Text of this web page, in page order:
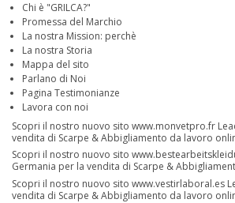
Chi è "GRILCA?"
Promessa del Marchio
La nostra Mission: perchè
La nostra Storia
Mappa del sito
Parlano di Noi
Pagina Testimonianze
Lavora con noi
Scopri il nostro nuovo sito www.monvetpro.fr
vendita di Scarpe & Abbigliamento da lavoro
Scopri il nostro nuovo sito
Germania per la vendita di Scarpe &
Scopri il nostro nuovo sito www.vestirlaboral.es
vendita di Scarpe & Abbigliamento da lavoro